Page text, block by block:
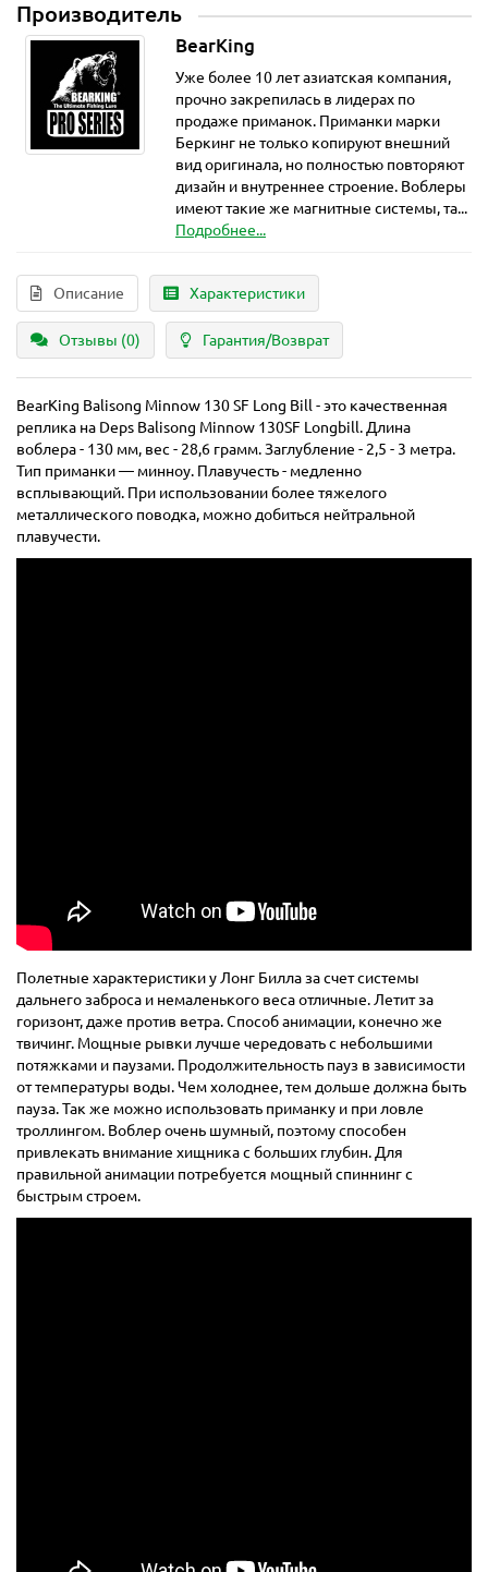
Производитель
BearKing
Уже более 10 лет азиатская компания,
прочно закрепилась в лидерах по
продаже приманок. Приманки марки
Беркинг не только копируют внешний
вид оригинала, но полностью повторяют
дизайн и внутреннее строение. Воблеры
имеют такие же магнитные системы, та...
Подробнее...
Описание Характеристики
Отзывы (0) Гарантия/Возврат
BearKing Balisong Minnow 130 SF Long Bill - это качественная
реплика на Deps Balisong Minnow 130SF Longbill. Длина
воблера - 130 мм, вес - 28,6 грамм. Заглубление - 2,5 - 3 метра.
Тип приманки — минноу. Плавучесть - медленно
всплывающий. При использовании более тяжелого
металлического поводка, можно добиться нейтральной
плавучести.
Полетные характеристики у Лонг Билла за счет системы
дальнего заброса и немаленького веса отличные. Летит за
горизонт, даже против ветра. Способ анимации, конечно же
твичинг. Мощные рывки лучше чередовать с небольшими
потяжками и паузами. Продолжительность пауз в зависимости
от температуры воды. Чем холоднее, тем дольше должна быть
пауза. Так же можно использовать приманку и при ловле
троллингом. Воблер очень шумный, поэтому способен
привлекать внимание хищника с больших глубин. Для
правильной анимации потребуется мощный спиннинг с
быстрым строем.